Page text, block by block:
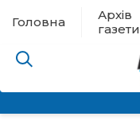
Головна
Архів
газети